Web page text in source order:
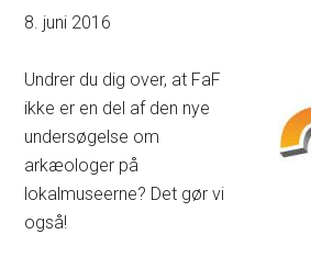
8. juni 2016
Undrer du dig over, at FaF
ikke er en del af den nye
undersøgelse om
arkæologer på
lokalmuseerne? Det gør vi
også!